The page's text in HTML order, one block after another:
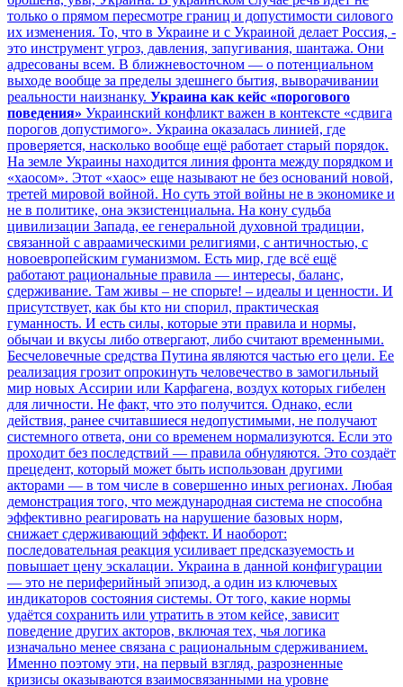
только о прямом пересмотре границ и допустимости силового
их изменения. То, что в Украине и с Украиной делает Россия, -
это инструмент угроз, давления, запугивания, шантажа. Они
адресованы всем. В ближневосточном — о потенциальном
выходе вообще за пределы здешнего бытия, выворачивании
реальности наизнанку. Украина как кейс «порогового
поведения» Украинский конфликт важен в контексте «сдвига
порогов допустимого». Украина оказалась линией, где
проверяется, насколько вообще ещё работает старый порядок.
На земле Украины находится линия фронта между порядком и
«хаосом». Этот «хаос» еще называют не без оснований новой,
третей мировой войной. Но суть этой войны не в экономике и
не в политике, она экзистенциальна. На кону судьба
цивилизации Запада, ее генеральной духовной традиции,
связанной с авраамическими религиями, с античностью, с
новоевропейским гуманизмом. Есть мир, где всё ещё
работают рациональные правила — интересы, баланс,
сдерживание. Там живы – не спорьте! – идеалы и ценности. И
присутствует, как бы кто ни спорил, практическая
гуманность. И есть силы, которые эти правила и нормы,
обычаи и вкусы либо отвергают, либо считают временными.
Бесчеловечные средства Путина являются частью его цели. Ее
реализация грозит опрокинуть человечество в замогильный
мир новых Ассирии или Карфагена, воздух которых гибелен
для личности. Не факт, что это получится. Однако, если
действия, ранее считавшиеся недопустимыми, не получают
системного ответа, они со временем нормализуются. Если это
проходит без последствий — правила обнуляются. Это создаёт
прецедент, который может быть использован другими
акторами — в том числе в совершенно иных регионах. Любая
демонстрация того, что международная система не способна
эффективно реагировать на нарушение базовых норм,
снижает сдерживающий эффект. И наоборот:
последовательная реакция усиливает предсказуемость и
повышает цену эскалации. Украина в данной конфигурации
— это не периферийный эпизод, а один из ключевых
индикаторов состояния системы. От того, какие нормы
удаётся сохранить или утратить в этом кейсе, зависит
поведение других акторов, включая тех, чья логика
изначально менее связана с рациональным сдерживанием.
Именно поэтому эти, на первый взгляд, разрозненные
кризисы оказываются взаимосвязанными на уровне